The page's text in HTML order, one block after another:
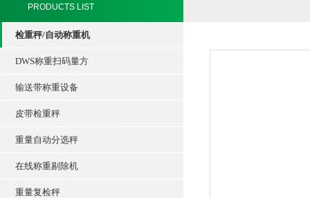
PRODUCTS LIST
检重秤/自动称重机
DWS称重扫码量方
输送带称重设备
皮带检重秤
重量自动分选秤
在线称重剔除机
重量复检秤